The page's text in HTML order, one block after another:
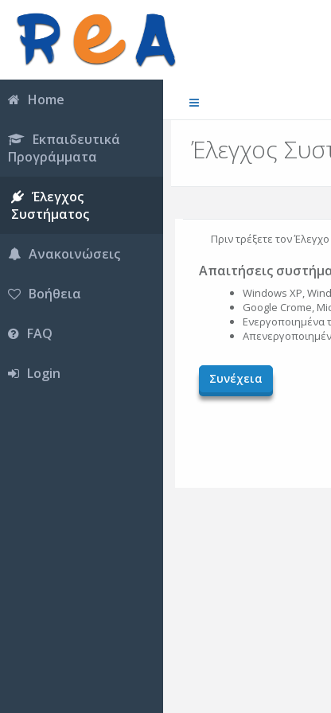
Home
Εκπαιδευτικά
Προγράμματα
Έλεγχος
Συστήματος
Ανακοινώσεις
Βοήθεια
FAQ
Login
Έλεγχος
Πριν τρέξετε τον
Απαιτήσεις
Windows XP,
Google Crome,
Ενεργοποιημένα
Συνέχεια